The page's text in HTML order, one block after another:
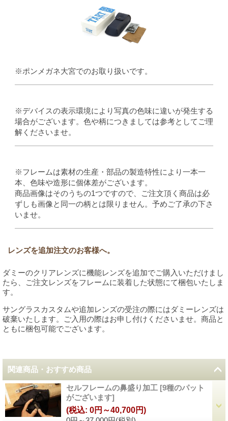
※ポンメガネ大宮でのお取り扱いです。
※デバイスの表示環境により写真の色味に違いが発生する
場合がございます。色や柄につきましては参考としてご理
解くださいませ。
※フレームは素材の生産・部品の製造特性により一本一
本、色味や造形に個体差がございます。
商品画像はそのうちの1つですので、ご注文頂く商品は必
ずしも画像と同一の柄とは限りません。予めご了承の下さ
いませ。
レンズを追加注文のお客様へ。
ダミーのクリアレンズに機能レンズを追加でご購入いただけまし
たら、ご注文レンズをフレームに装着した状態にて梱包いたしま
す。
サングラスカスタムや追加レンズの受注の際にはダミーレンズは
破棄いたします。ご入用の際はお申し付けくださいませ。商品と
ともに梱包可能でございます。
関連商品・おすすめ商品
セルフレームの鼻盛り加工 [9種のパット
がございます]
(税込: 0円～40,700円)